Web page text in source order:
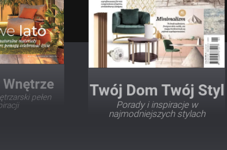
Twój Dom Twój Styl
Porady i inspiracje w
najmodniejszych stylach